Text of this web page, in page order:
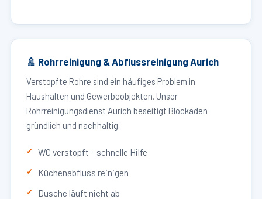
🚿 Rohrreinigung & Abflussreinigung Aurich
Verstopfte Rohre sind ein häufiges Problem in
Haushalten und Gewerbeobjekten. Unser
Rohrreinigungsdienst Aurich beseitigt Blockaden
gründlich und nachhaltig.
WC verstopft – schnelle Hilfe
Küchenabfluss reinigen
Dusche läuft nicht ab